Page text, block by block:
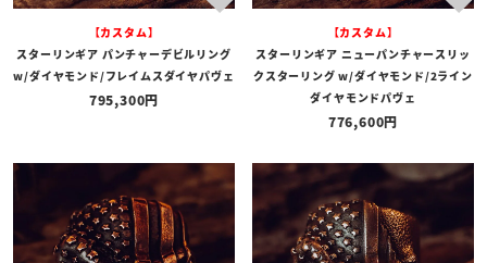
【カスタム】
スターリンギア パンチャーデビルリング
w/ダイヤモンド/フレイムスダイヤパヴェ
795,300
【カスタム】
スターリンギア ニューパンチャースリッ
クスターリング w/ダイヤモンド/2ライン
ダイヤモンドパヴェ
776,600